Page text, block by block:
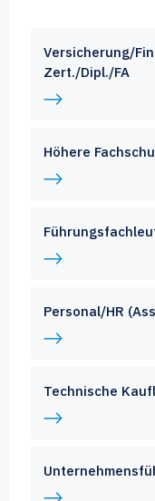
Versicherung/
Zert./Dipl./FA
Höhere
Personal/HR
Technische